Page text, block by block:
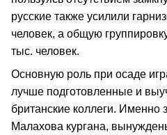
русские также усилили
человек, а общую
тыс. человек.
Основную роль при осаде
лучше подготовленные и
британские коллеги. Именно
Малахова кургана,